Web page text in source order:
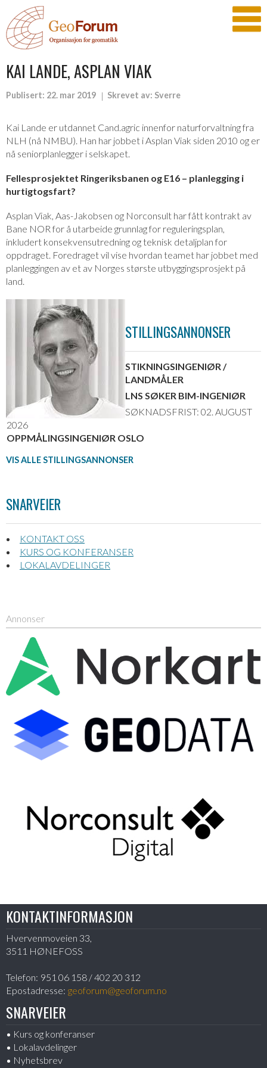
KAI LANDE, ASPLAN VIAK
Publisert: 22. mar 2019 Skrevet av: Sverre
Kai Lande er utdannet Cand.agric innenfor naturforvaltning fra
NLH (nå NMBU). Han har jobbet i Asplan Viak siden 2010 og er
nå seniorplanlegger i selskapet.
Fellesprosjektet Ringeriksbanen og E16 – planlegging i
hurtigtogsfart?
Asplan Viak, Aas-Jakobsen og Norconsult har fått kontrakt av
Bane NOR for å utarbeide grunnlag for reguleringsplan,
inkludert konsekvensutredning og teknisk detaljplan for
oppdraget. Foredraget vil vise hvordan teamet har jobbet med
planleggingen av et av Norges største utbyggingsprosjekt på
land.
STILLINGSANNONSER
STIKNINGSINGENIØR /
LANDMÅLER
LNS SØKER BIM-INGENIØR
SØKNADSFRIST: 02. AUGUST
2026
OPPMÅLINGSINGENIØR OSLO
VIS ALLE STILLINGSANNONSER
SNARVEIER
KONTAKT OSS
KURS OG KONFERANSER
LOKALAVDELINGER
Annonser
KONTAKTINFORMASJON
Hvervenmoveien 33,
3511 HØNEFOSS
Telefon: 951 06 158 / 402 20 312
Epostadresse: geoforum@geoforum.no
SNARVEIER
Kurs og konferanser
Lokalavdelinger
Nyhetsbrev